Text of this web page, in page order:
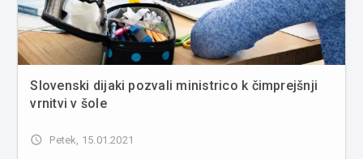
Slovenski dijaki pozvali ministrico k čimprejšnji
vrnitvi v šole
access_time Petek, 15.01.2021